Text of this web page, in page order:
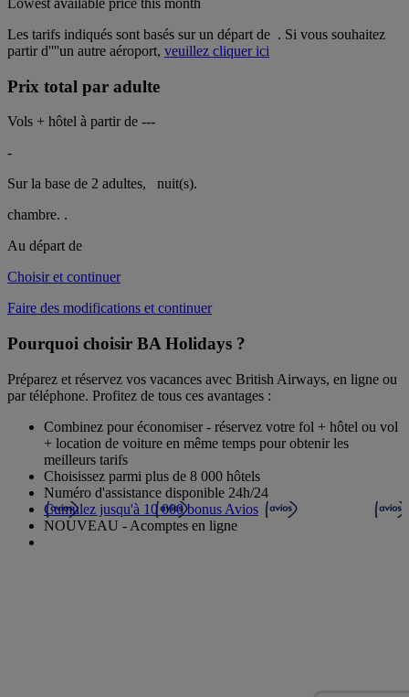
Lowest available price this month
Les tarifs indiqués sont basés sur un départ de . Si vous souhaitez
partir d''''un autre aéroport, veuillez cliquer ici
Prix total par adulte
Vols + hôtel à partir de ---
-
Sur la base de 2 adultes,
nuit(s).
chambre. .
Au départ de
Choisir et continuer
Faire des modifications et continuer
Pourquoi choisir BA Holidays ?
Préparez et réservez vos vacances avec British Airways, en ligne ou
par téléphone. Profitez de tous ces avantages :
Combinez pour économiser - réservez votre fol + hôtel ou vol
+ location de voiture en même temps pour obtenir les
meilleurs tarifs
Choisissez parmi plus de 8 000 hôtels
Numéro d'assistance disponible 24h/24
Cumulez jusqu'à 10 000 bonus Avios
NOUVEAU - Acomptes en ligne